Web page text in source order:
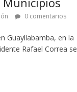
0 comentarios
Guayllabamba, en la
Rafael Correa se